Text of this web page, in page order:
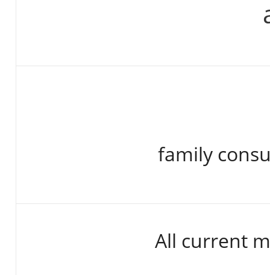
family
All current